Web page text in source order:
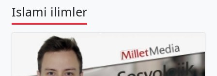
Islami ilimler